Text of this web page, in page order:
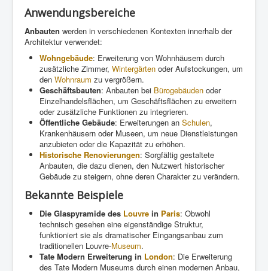
Anwendungsbereiche
Anbauten werden in verschiedenen Kontexten innerhalb der
Architektur verwendet:
Wohngebäude: Erweiterung von Wohnhäusern durch
zusätzliche Zimmer, Wintergärten oder Aufstockungen, um
den Wohnraum zu vergrößern.
Geschäftsbauten: Anbauten bei Bürogebäuden oder
Einzelhandelsflächen, um Geschäftsflächen zu erweitern
oder zusätzliche Funktionen zu integrieren.
Öffentliche Gebäude: Erweiterungen an Schulen,
Krankenhäusern oder Museen, um neue Dienstleistungen
anzubieten oder die Kapazität zu erhöhen.
Historische Renovierungen: Sorgfältig gestaltete
Anbauten, die dazu dienen, den Nutzwert historischer
Gebäude zu steigern, ohne deren Charakter zu verändern.
Bekannte Beispiele
Die Glaspyramide des Louvre in Paris: Obwohl
technisch gesehen eine eigenständige Struktur,
funktioniert sie als dramatischer Eingangsanbau zum
traditionellen Louvre-Museum.
Tate Modern Erweiterung in London: Die Erweiterung
des Tate Modern Museums durch einen modernen Anbau,